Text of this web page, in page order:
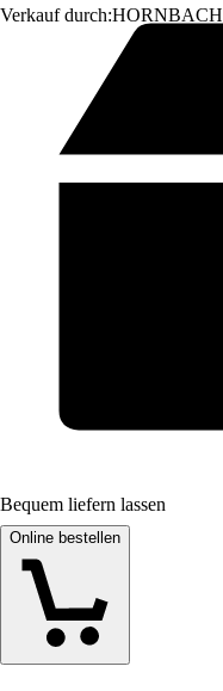
Verkauf durch:HORNBACH
Bequem liefern lassen
Online bestellen